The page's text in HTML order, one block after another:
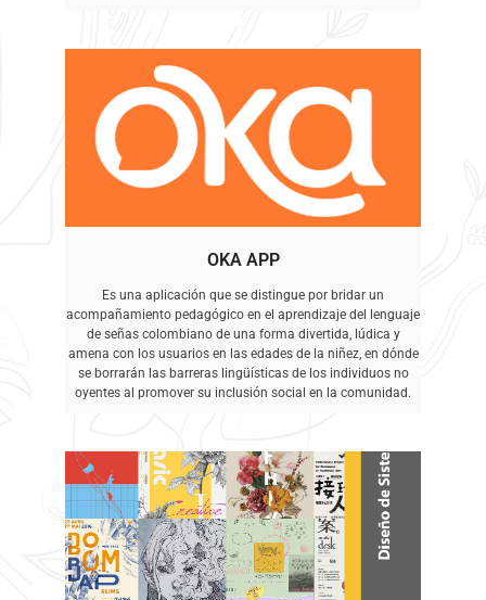
OKA APP
Es una aplicación que se distingue por bridar un
acompañamiento pedagógico en el aprendizaje del lenguaje
de señas colombiano de una forma divertida, lúdica y
amena con los usuarios en las edades de la niñez, en dónde
se borrarán las barreras lingüísticas de los individuos no
oyentes al promover su inclusión social en la comunidad.